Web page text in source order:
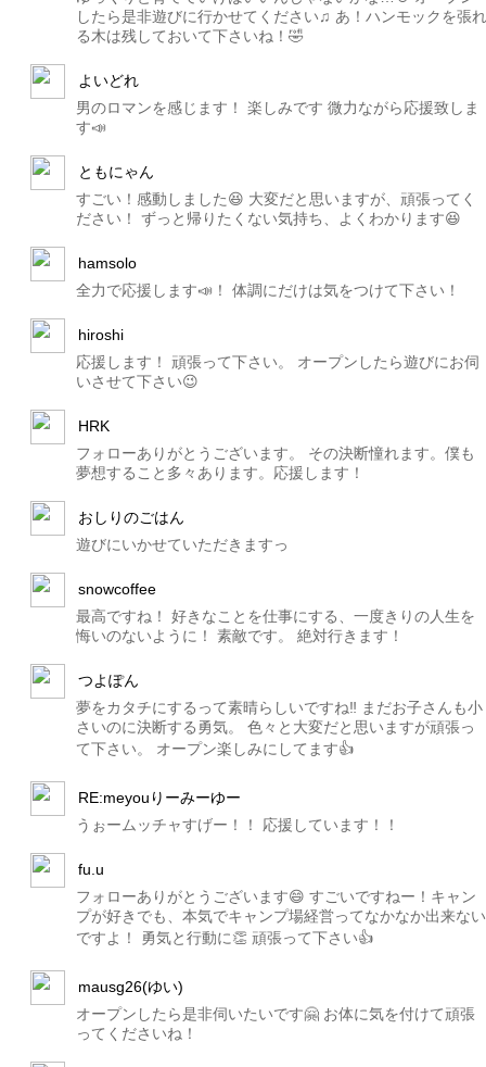
したら是非遊びに行かせてください♫ あ！ハンモックを張れ
る木は残しておいて下さいね！🤣
よいどれ
男のロマンを感じます！ 楽しみです 微力ながら応援致しま
す📣
ともにゃん
すごい！感動しました😆 大変だと思いますが、頑張ってく
ださい！ ずっと帰りたくない気持ち、よくわかります😆
hamsolo
全力で応援します📣！ 体調にだけは気をつけて下さい！
hiroshi
応援します！ 頑張って下さい。 オープンしたら遊びにお伺
いさせて下さい😉
HRK
フォローありがとうございます。 その決断憧れます。僕も
夢想すること多々あります。応援します！
おしりのごはん
遊びにいかせていただきますっ
snowcoffee
最高ですね！ 好きなことを仕事にする、一度きりの人生を
悔いのないように！ 素敵です。 絶対行きます！
つよぽん
夢をカタチにするって素晴らしいですね‼️ まだお子さんも小
さいのに決断する勇気。 色々と大変だと思いますが頑張っ
て下さい。 オープン楽しみにしてます👍
RE:meyouりーみーゆー
うぉームッチャすげー！！ 応援しています！！
fu.u
フォローありがとうございます😄 すごいですねー！キャン
プが好きでも、本気でキャンプ場経営ってなかなか出来ない
ですよ！ 勇気と行動に👏 頑張って下さい👍
mausg26(ゆい)
オープンしたら是非伺いたいです🤗 お体に気を付けて頑張
ってくださいね！